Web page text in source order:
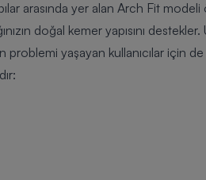
arasında yer alan Arch Fit modeli
doğal kemer yapısını
problemi yaşayan kullanıcılar için